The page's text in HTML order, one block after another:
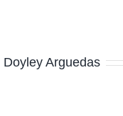
Doyley Arguedas